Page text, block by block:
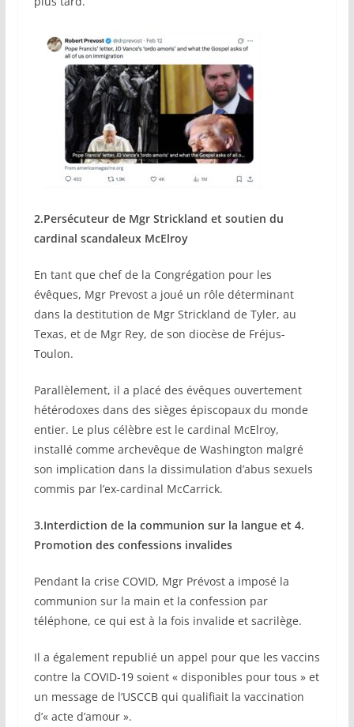
2.Persécuteur de Mgr Strickland et soutien du
cardinal scandaleux McElroy
En tant que chef de la Congrégation pour les
évêques, Mgr Prevost a joué un rôle déterminant
dans la destitution de Mgr Strickland de Tyler, au
Texas, et de Mgr Rey, de son diocèse de Fréjus-
Toulon.
Parallèlement, il a placé des évêques ouvertement
hétérodoxes dans des sièges épiscopaux du monde
entier. Le plus célèbre est le cardinal McElroy,
installé comme archevêque de Washington malgré
son implication dans la dissimulation d’abus sexuels
commis par l’ex-cardinal McCarrick.
3.Interdiction de la communion sur la langue et 4.
Promotion des confessions invalides
Pendant la crise COVID, Mgr Prévost a imposé la
communion sur la main et la confession par
téléphone, ce qui est à la fois invalide et sacrilège.
Il a également republié un appel pour que les vaccins
contre la COVID-19 soient « disponibles pour tous » et
un message de l’USCCB qui qualifiait la vaccination
d’« acte d’amour ».